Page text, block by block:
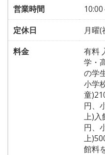
営業時間
定休日
月曜(
料金
有料
学・
の学
小学
童
円、
上)入
円、
上
館料